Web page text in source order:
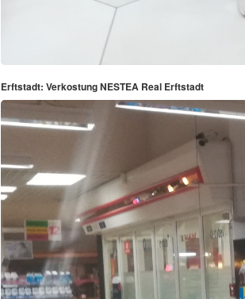
Erftstadt: Verkostung NESTEA Real Erftstadt